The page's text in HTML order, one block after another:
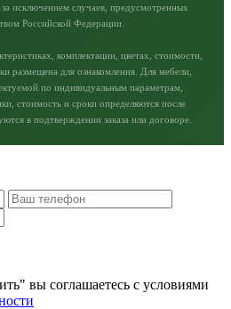
исключением случаев, предусмотренных
Российской Федерации.
комплектации, цветах, стоимости,
размещена для ознакомления. Для мебели,
по индивидуальным параметрам,
стоимость и сроки определяются после
в подтверждении заказа или договоре.
вы соглашаетесь с условиями